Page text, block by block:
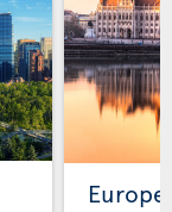
Europe